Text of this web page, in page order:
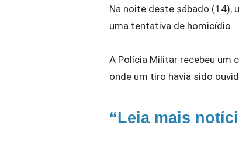
Na noite deste sábado (14),
uma tentativa de homicídio.
A Polícia Militar recebeu um
onde um tiro havia sido
“Leia mais